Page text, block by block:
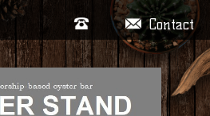
Contact